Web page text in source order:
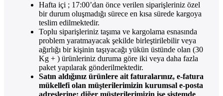
Hafta içi ; 17:00’dan önce verilen siparişleriniz özel
bir durum oluşmadığı sürece en kısa sürede kargoya
teslim edilmektedir.
Toplu siparişleriniz taşıma ve kargolama esnasında
problem yaratmayacak şekilde birleştirilebilir veya
ağırlığı bir kişinin taşıyacağı yükün üstünde olan (30
Kg + ) ürünleriniz duruma göre iki veya daha fazla
paket yapılarak gönderilmektedir.
Satın aldığınız ürünlere ait faturalarınız, e-fatura
mükellefi olan müşterilerimizin kurumsal e-posta